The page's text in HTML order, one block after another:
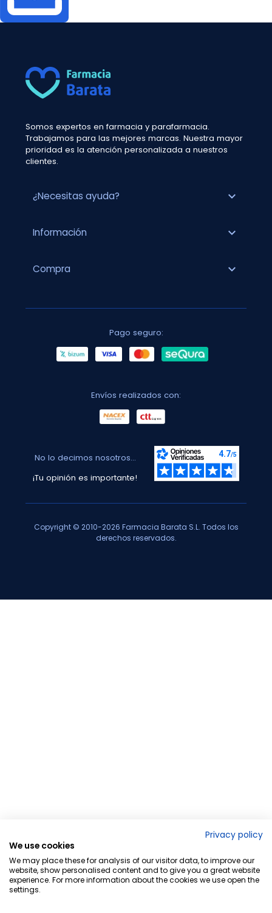
Somos expertos en farmacia y parafarmacia.
Trabajamos para las mejores marcas. Nuestra mayor
prioridad es la atención personalizada a nuestros
clientes.
¿Necesitas ayuda? expand_more
Información expand_more
Compra expand_more
Pago seguro:
Envíos realizados con:
No lo decimos nosotros...
¡Tu opinión es importante!
Copyright © 2010-2026 Farmacia Barata S.L. Todos los
derechos reservados.
Privacy policy
We use cookies
We may place these for analysis of our visitor data, to improve our
website, show personalised content and to give you a great website
experience. For more information about the cookies we use open the
settings.